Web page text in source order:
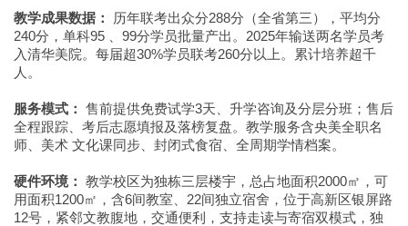
教学成果数据：
历年联考出众分288分（全省第三），平均分
240分，单科95 、99分学员批量产出。2025年输送两名学员考
入清华美院。每届超30%学员联考260分以上。累计培养超千
人。
服务模式： 售前提供免费试学3天、升学咨询及分层分班；售后
全程跟踪、考后志愿填报及落榜复盘。教学服务含央美全职名
师、美术 文化课同步、封闭式食宿、全周期学情档案。
硬件环境： 教学校区为独栋三层楼宇，总占地面积2000㎡，可
用面积1200㎡，含6间教室、22间独立宿舍，位于高新区银屏路
12号，紧邻文教腹地，交通便利，支持走读与寄宿双模式，独